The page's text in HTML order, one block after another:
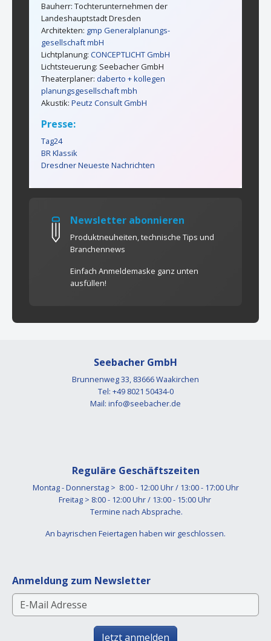
Bauherr: Tochterunternehmen der
Landeshauptstadt Dresden
Architekten: gmp Generalplanungs-
gesellschaft mbH
Lichtplanung: CONCEPTLICHT GmbH
Lichtsteuerung: Seebacher GmbH
Theaterplaner: daberto + kollegen
planungsgesellschaft mbh
Akustik: Peutz Consult GmbH
Presse:
Tag24
BR Klassik
Dresdner Neueste Nachrichten
Newsletter abonnieren
Produktneuheiten, technische Tips und
Branchennews
Einfach Anmeldemaske ganz unten
ausfüllen!
Seebacher GmbH
Brunnenweg 33, 83666 Waakirchen
Tel: +49 8021 50434-0
Mail: info@seebacher.de
Reguläre Geschäftszeiten
Montag - Donnerstag > 8:00 - 12:00 Uhr / 13:00 - 17:00 Uhr
Freitag > 8:00 - 12:00 Uhr / 13:00 - 15:00 Uhr
Termine nach Absprache.
An bayrischen Feiertagen haben wir geschlossen.
Anmeldung zum Newsletter
Jetzt anmelden